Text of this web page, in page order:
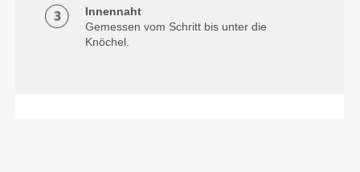
Innennaht
Gemessen vom Schritt bis unter die
Knöchel.